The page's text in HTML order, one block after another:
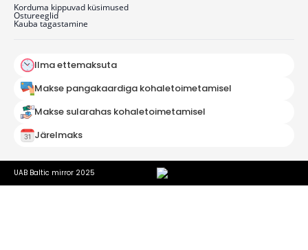
Korduma kippuvad küsimused
Ostu­reeglid
Kauba tagastamine
Ilma ettemaksuta
Makse pangakaardiga kohaletoimetamisel
Makse sularahas kohaletoimetamisel
Järelmaks
UAB Baltic mirror 2025